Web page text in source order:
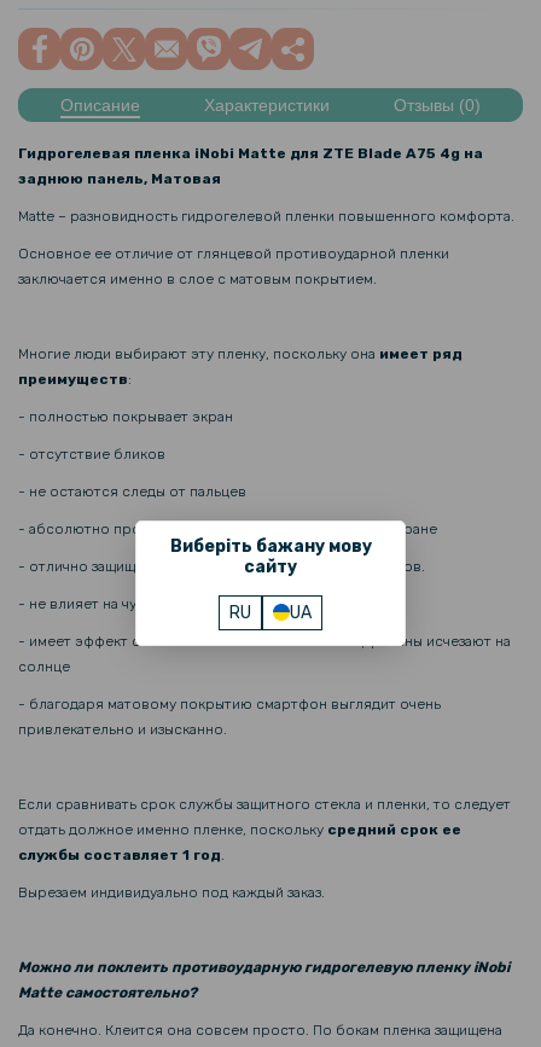
Виберіть бажану мову
сайту
RU UA
119 грн
Защитное стекло Tempered Glass 0.3mm для ZTE Blade A73 5G,
Transparent
152 грн
Описание Характеристики Отзывы (0)
Гидрогелевая пленка iNobi Matte для ZTE Blade A75 4g на
заднюю панель, Матовая
Matte – разновидность гидрогелевой пленки повышенного комфорта.
Основное ее отличие от глянцевой противоударной пленки
заключается именно в слое с матовым покрытием.
Многие люди выбирают эту пленку, поскольку она имеет ряд
преимуществ:
- полностью покрывает экран
- отсутствие бликов
- не остаются следы от пальцев
- абсолютно прозрачная и практически не видна на экране
- отлично защищает от повреждений, царапин и порезов.
- не влияет на чувствительность
- имеет эффект самовосстановления – мелкие царапины исчезают на
солнце
- благодаря матовому покрытию смартфон выглядит очень
привлекательно и изысканно.
Если сравнивать срок службы защитного стекла и пленки, то следует
отдать должное именно пленке, поскольку средний срок ее
службы составляет 1 год.
Вырезаем индивидуально под каждый заказ.
Можно ли поклеить противоударную гидрогелевую пленку iNobi
Matte самостоятельно?
Да конечно. Клеится она совсем просто. По бокам пленка защищена